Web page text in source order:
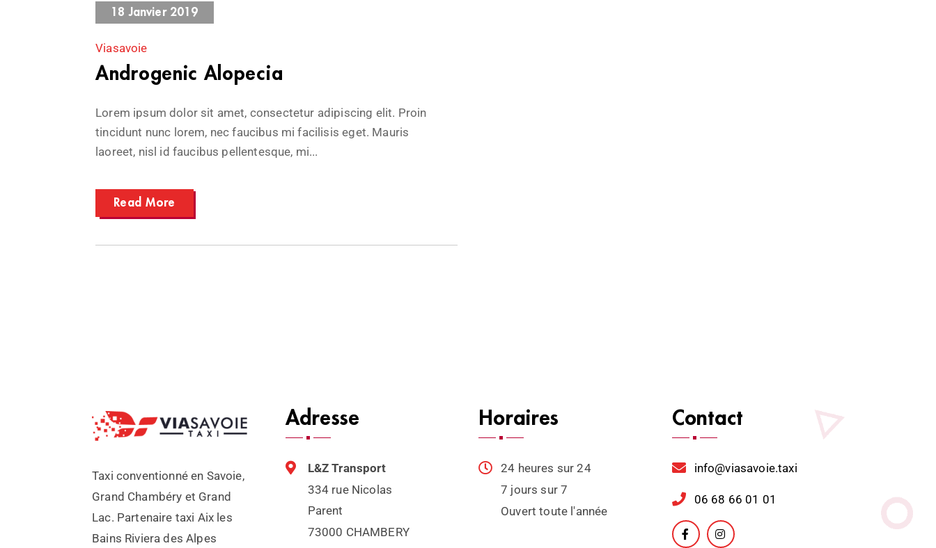
18 Janvier 2019
Viasavoie
Androgenic Alopecia
Lorem ipsum dolor sit amet, consectetur adipiscing elit. Proin
tincidunt nunc lorem, nec faucibus mi facilisis eget. Mauris
laoreet, nisl id faucibus pellentesque, mi...
Read More
Taxi conventionné en Savoie,
Grand Chambéry et Grand
Lac. Partenaire taxi Aix les
Bains Riviera des Alpes
Adresse
L&Z Transport
334 rue Nicolas
Parent
73000 CHAMBERY
Horaires
24 heures sur 24
7 jours sur 7
Ouvert toute l'année
Contact
info@viasavoie.taxi
06 68 66 01 01